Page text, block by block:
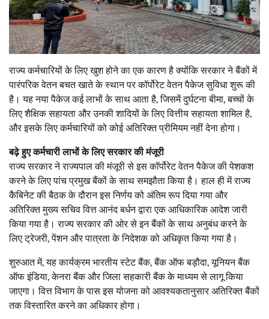
राज्य कर्मचारियों के लिए खुश होने का एक कारण है क्योंकि सरकार ने बैंकों में
पारंपरिक वेतन बचत खाते के स्थान पर कॉर्पोरेट वेतन पैकेज सुविधा शुरू की
है। यह नया पैकेज कई लाभों के साथ आता है, जिसमें दुर्घटना बीमा, बच्चों के
लिए शैक्षिक सहायता और उनकी शादियों के लिए वित्तीय सहायता शामिल है,
और इसके लिए कर्मचारियों को कोई अतिरिक्त प्रीमियम नहीं देना होगा।
बढ़े हुए कर्मचारी लाभों के लिए सरकार की मंजूरी
राज्य सरकार ने राज्यपाल की मंजूरी से इस कॉर्पोरेट वेतन पैकेज की पेशकश
करने के लिए पांच प्रमुख बैंकों के साथ समझौता किया है। हाल ही में राज्य
कैबिनेट की बैठक के दौरान इस निर्णय को अंतिम रूप दिया गया और
अतिरिक्त मुख्य सचिव वित्त आनंद बर्धन द्वारा एक आधिकारिक आदेश जारी
किया गया है। राज्य सरकार की ओर से इन बैंकों के साथ अनुबंध करने के
लिए ट्रेजरी, पेंशन और पात्रता के निदेशक को अधिकृत किया गया है।
शुरुआत में, यह कार्यक्रम भारतीय स्टेट बैंक, बैंक ऑफ बड़ौदा, यूनियन बैंक
ऑफ इंडिया, केनरा बैंक और जिला सहकारी बैंक के माध्यम से लागू किया
जाएगा। वित्त विभाग के पास इस योजना को आवश्यकतानुसार अतिरिक्त बैंकों
तक विस्तारित करने का अधिकार होगा।